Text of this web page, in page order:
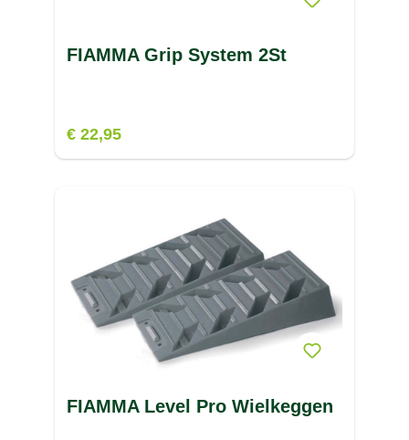
FIAMMA Grip System 2St
€ 22,95
FIAMMA Level Pro Wielkeggen